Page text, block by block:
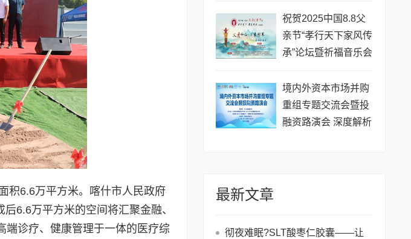
积6.6万平方米。喀什市人民政府
6.6万平方米的空间将汇聚金融、
端诊疗、健康管理于一体的医疗综
城”
祝贺2025中国8.8父
亲节“孝行天下家风传
承”论坛暨祈福音乐会
境内外资本市场并购
重组专题交流会暨投
融资路演会 深度解析
最新文章
彻夜难眠?SLT酸枣仁胶囊——让